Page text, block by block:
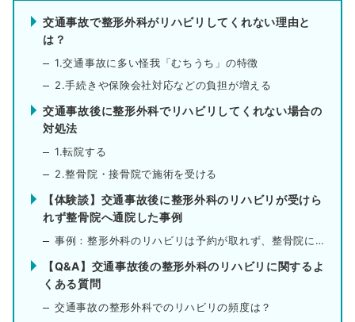
交通事故で整形外科がリハビリしてくれない理由と
は？
1.交通事故に多い怪我「むちうち」の特徴
2.手続きや保険会社対応などの負担が増える
交通事故後に整形外科でリハビリしてくれない場合の
対処法
1.転院する
2.整骨院・接骨院で施術を受ける
【体験談】交通事故後に整形外科のリハビリが受けら
れず整骨院へ通院した事例
事例：整形外科のリハビリは予約が取れず、整骨院に行くと
【Q&A】交通事故後の整形外科のリハビリに関するよ
くある質問
交通事故の整形外科でのリハビリの頻度は？